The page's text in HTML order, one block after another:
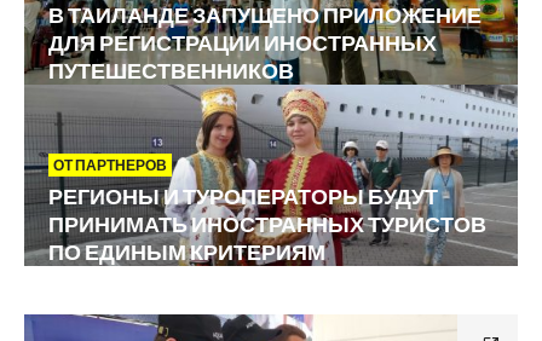
В ТАИЛАНДЕ ЗАПУЩЕНО ПРИЛОЖЕНИЕ
ДЛЯ РЕГИСТРАЦИИ ИНОСТРАННЫХ
ПУТЕШЕСТВЕННИКОВ
ОТ ПАРТНЕРОВ
РЕГИОНЫ И ТУРОПЕРАТОРЫ БУДУТ
ПРИНИМАТЬ ИНОСТРАННЫХ ТУРИСТОВ
ПО ЕДИНЫМ КРИТЕРИЯМ